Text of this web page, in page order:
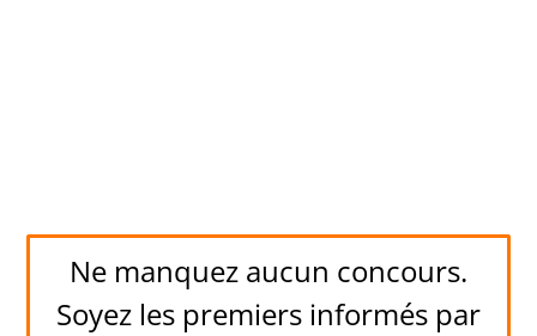
Ne manquez aucun concours.
Soyez les premiers informés par